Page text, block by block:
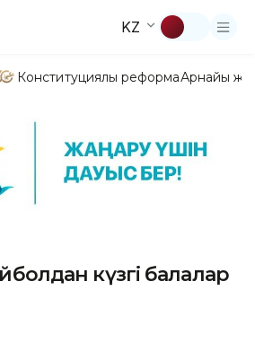
KZ
Конституциялық реформаАрнайы
күзгі балалар